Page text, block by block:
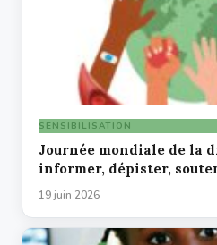
SENSIBILISATION
Journée mondiale de la
informer, dépister,
19 juin 2026